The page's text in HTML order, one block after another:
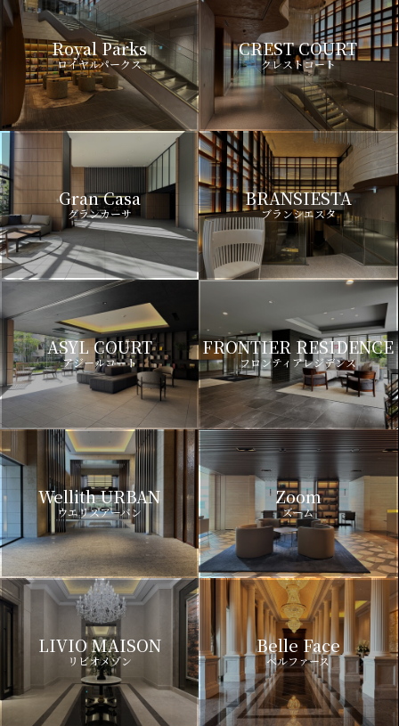
Royal Parks
ロイヤルパークス
CREST COURT
クレストコート
Gran Casa
グランカーサ
BRANSIESTA
ブランシエスタ
ASYL COURT
アジールコート
FRONTIER RESIDENCE
フロンティアレジデンス
Wellith URBAN
ウエリスアーバン
Zoom
ズーム
LIVIO MAISON
リビオメゾン
Belle Face
ベルファース